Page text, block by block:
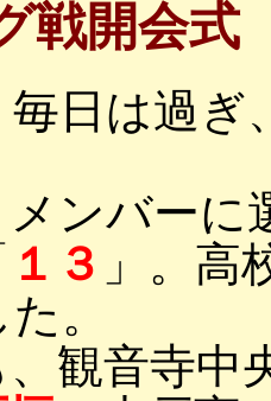
戦開会式
日は過ぎ
ンバーに
１３ 」。高
。
観音寺中